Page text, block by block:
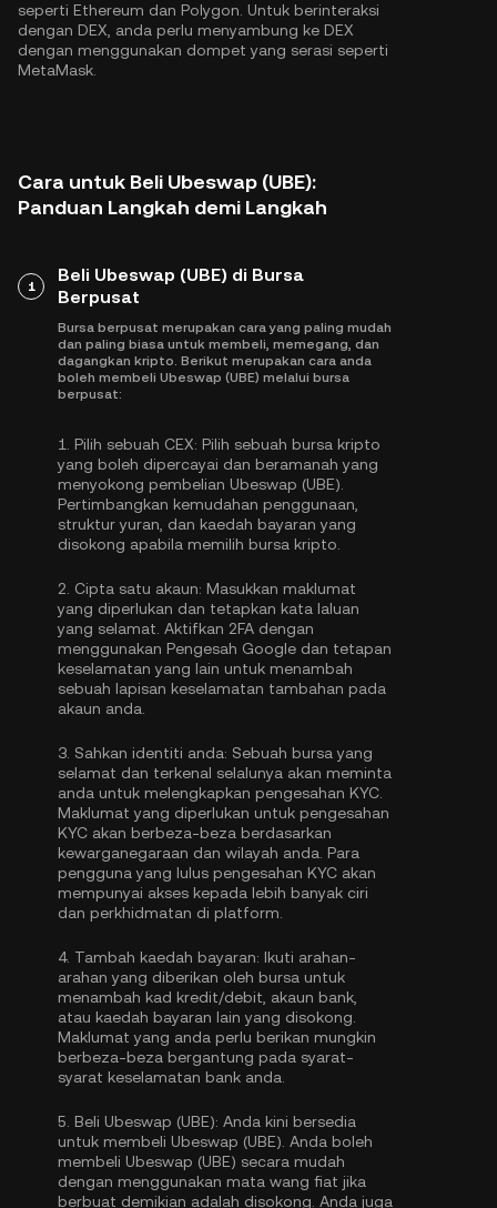
seperti Ethereum dan Polygon . Untuk berinteraksi
dengan DEX, anda perlu menyambung ke DEX
dengan menggunakan dompet yang serasi seperti
MetaMask.
Cara untuk Beli Ubeswap (UBE):
Panduan Langkah demi Langkah
1
Beli Ubeswap (UBE) di Bursa
Berpusat
Bursa berpusat merupakan cara yang paling mudah
dan paling biasa untuk membeli, memegang, dan
dagangkan kripto. Berikut merupakan cara anda
boleh membeli Ubeswap (UBE) melalui bursa
berpusat:
1. Pilih sebuah CEX: Pilih sebuah bursa kripto
yang boleh dipercayai dan beramanah yang
menyokong pembelian Ubeswap (UBE).
Pertimbangkan kemudahan penggunaan,
struktur yuran, dan kaedah bayaran yang
disokong apabila memilih bursa kripto.
2. Cipta satu akaun: Masukkan maklumat
yang diperlukan dan tetapkan kata laluan
yang selamat. Aktifkan 2FA dengan
menggunakan Pengesah Google dan tetapan
keselamatan yang lain untuk menambah
sebuah lapisan keselamatan tambahan pada
akaun anda.
3. Sahkan identiti anda: Sebuah bursa yang
selamat dan terkenal selalunya akan meminta
anda untuk melengkapkan pengesahan KYC
Maklumat yang diperlukan untuk pengesahan
KYC akan berbeza-beza berdasarkan
kewarganegaraan dan wilayah anda. Para
pengguna yang lulus pengesahan KYC akan
mempunyai akses kepada lebih banyak ciri
dan perkhidmatan di platform.
4. Tambah kaedah bayaran: Ikuti arahan-
arahan yang diberikan oleh bursa untuk
menambah kad kredit/debit, akaun bank,
atau kaedah bayaran lain yang disokong.
Maklumat yang anda perlu berikan mungkin
berbeza-beza bergantung pada syarat-
syarat keselamatan bank anda.
5. Beli Ubeswap (UBE): Anda kini bersedia
untuk membeli Ubeswap (UBE). Anda boleh
membeli Ubeswap (UBE) secara mudah
dengan menggunakan mata wang fiat jika
berbuat demikian adalah disokong. Anda juga